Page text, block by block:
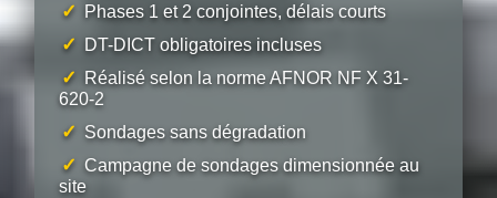
✓ Phases 1 et 2 conjointes, délais courts
✓ DT-DICT obligatoires incluses
✓
Réalisé selon la norme AFNOR NF X 31-
620-2
✓ Sondages sans dégradation
✓ Campagne de sondages dimensionnée au
site